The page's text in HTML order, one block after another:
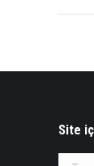
Site
Search: